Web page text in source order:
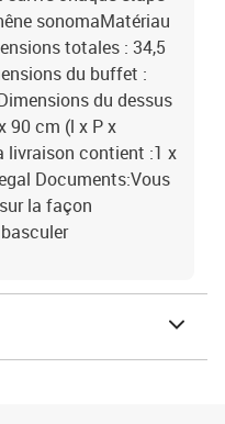
sonomaMatériau
totales : 34,5
du buffet :
du dessus
90 cm (l x P x
livraison contient :1 x
Documents:Vous
la façon